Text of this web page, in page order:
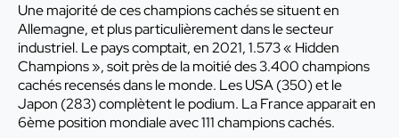
Une majorité de ces champions cachés se situent en
Allemagne, et plus particulièrement dans le secteur
industriel. Le pays comptait, en 2021, 1.573 « Hidden
Champions », soit près de la moitié des 3.400 champions
cachés recensés dans le monde. Les USA (350) et le
Japon (283) complètent le podium. La France apparait en
6ème position mondiale avec 111 champions cachés.